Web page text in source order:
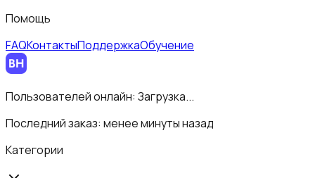
Помощь
FAQКонтактыПоддержкаОбучение
Пользователей онлайн: Загрузка...
Последний заказ: менее минуты назад
Категории